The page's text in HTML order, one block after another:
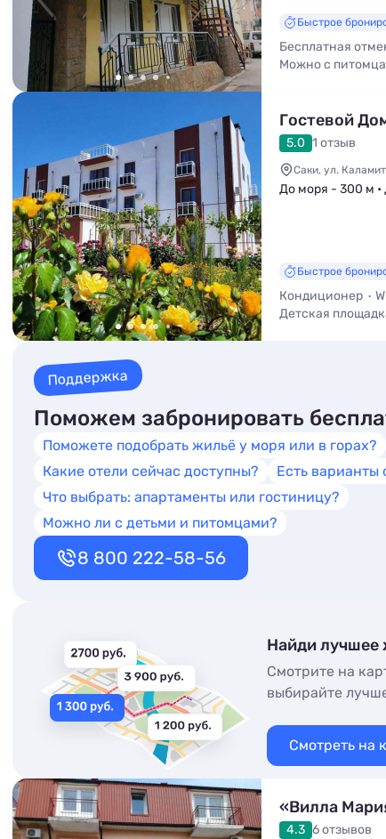
Быстрое
Бесплатная
Можно с
Гостевой
5.0 1 отзыв
Саки, ул.
До моря - 300 м •
Быстрое
Кондиционер
Детская
Поддержка
Поможем забронировать
Поможете подобрать жильё у моря или в горах?
Какие отели сейчас доступны?
Есть варианты
Что выбрать: апартаменты или гостиницу?
Можно ли с детьми и питомцами?
8 800 222-58-56
Найди лучшее
Смотрите на
выбирайте
Смотреть на
«Вилла
4.3 6 отзывов